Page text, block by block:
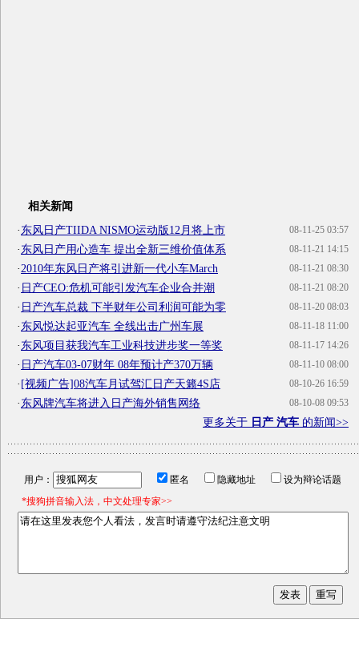
相关新闻
08-11-25 03:57
·东风日产TIIDA NISMO运动版12月将上市
08-11-21 14:15
·东风日产用心造车 提出全新三维价值体系
08-11-21 08:30
·2010年东风日产将引进新一代小车March
08-11-21 08:20
· 日产CEO:危机可能引发汽车企业合并潮
08-11-20 08:03
· 日产汽车总裁 下半财年公司利润可能为零
08-11-18 11:00
·东风悦达起亚汽车 全线出击广州车展
08-11-17 14:26
·东风项目获我汽车工业科技进步奖一等奖
08-11-10 08:00
· 日产汽车03-07财年 08年预计产370万辆
08-10-26 16:59
·[视频广告]08汽车月试驾汇日产天籁4S店
08-10-08 09:53
·东风牌汽车将进入日产海外销售网络
更多关于 日产 汽车 的新闻>>
用户： 匿名 隐藏地址
设为辩论话题
*搜狗拼音输入法，中文处理专家>>